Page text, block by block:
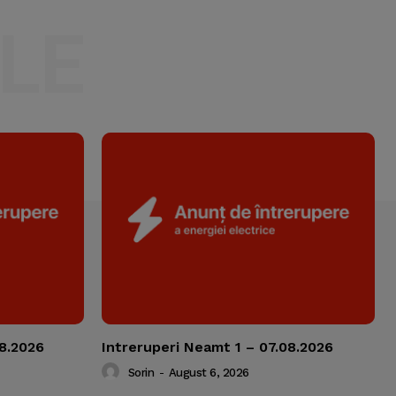
Intreruperi Neamt 1 – 07.08.2026
Sorin - August 6, 2026